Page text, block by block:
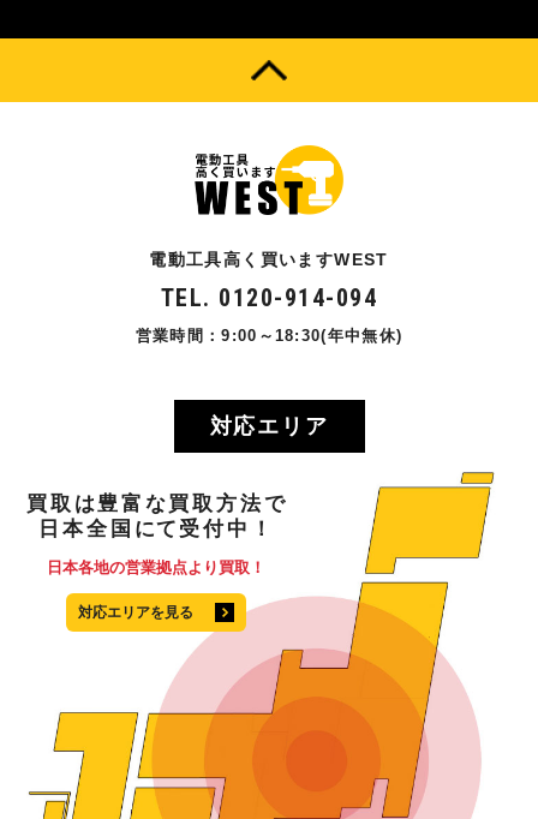
電動工具高く買いますWEST
TEL. 0120-914-094
営業時間：9:00～18:30(年中無休)
対応エリア
買取 は 豊富な買取方法で
日本全国 にて 受付中！
日本各地の営業拠点より買取！
対応エリアを見る